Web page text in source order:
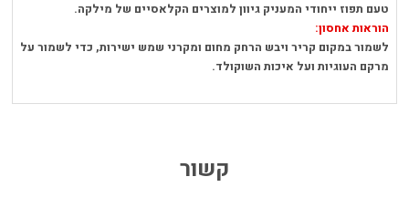
טעם תפוז ייחודי המעניק גיוון למוצרים הקלאסיים של מילקה.
הוראות אחסון:
לשמור במקום קריר ויבש הרחק מחום ומקרני שמש ישירות, כדי לשמור על
מרקם העוגיות ועל איכות השוקולד.
קשור